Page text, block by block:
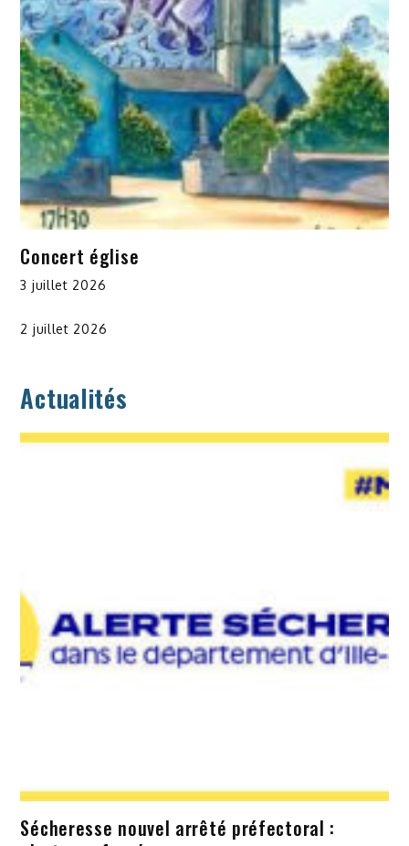
Concert église
3 juillet 2026
2 juillet 2026
Actualités
Sécheresse nouvel arrêté préfectoral :